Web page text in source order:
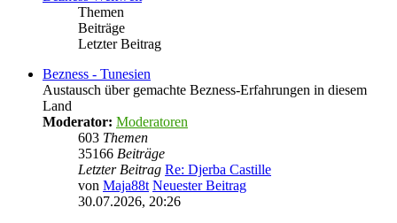
Themen
Beiträge
Letzter Beitrag
Bezness - Tunesien
Austausch über gemachte Bezness-Erfahrungen in diesem
Land
Moderator: Moderatoren
603 Themen
35166 Beiträge
Letzter Beitrag Re: Djerba Castille
von Maja88t Neuester Beitrag
30.07.2026, 20:26